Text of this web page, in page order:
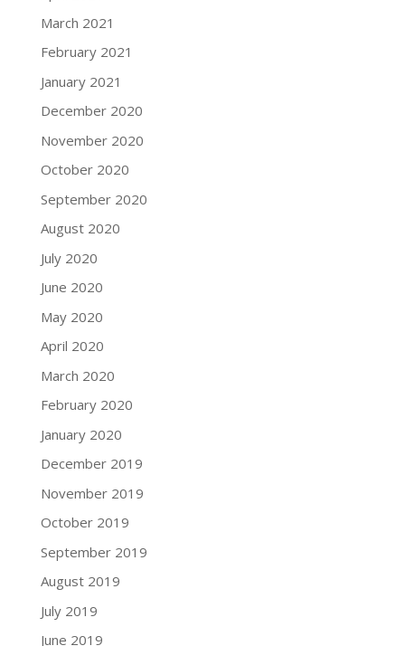
March 2021
February 2021
January 2021
December 2020
November 2020
October 2020
September 2020
August 2020
July 2020
June 2020
May 2020
April 2020
March 2020
February 2020
January 2020
December 2019
November 2019
October 2019
September 2019
August 2019
July 2019
June 2019